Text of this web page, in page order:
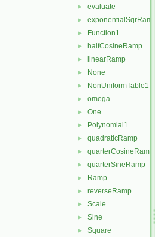
► evaluate
► exponentialSqrRamp
► Function1
► halfCosineRamp
► linearRamp
► None
► NonUniformTable1
► omega
► One
► Polynomial1
► quadraticRamp
► quarterCosineRamp
► quarterSineRamp
► Ramp
► reverseRamp
► Scale
► Sine
► Square